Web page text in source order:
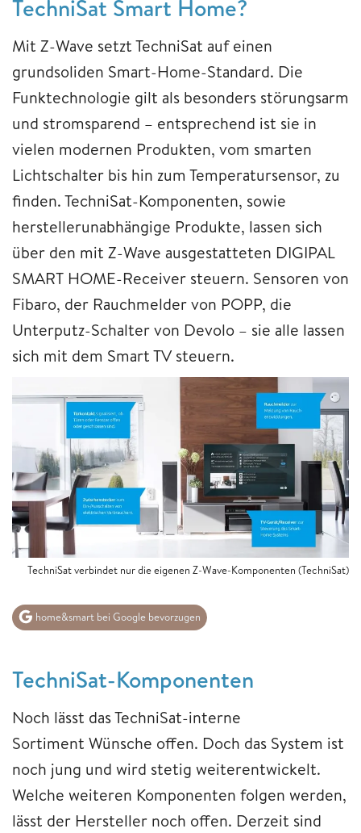
TechniSat Smart Home?
Mit Z-Wave setzt TechniSat auf einen
grundsoliden Smart-Home-Standard. Die
Funktechnologie gilt als besonders störungsarm
und stromsparend – entsprechend ist sie in
vielen modernen Produkten, vom smarten
Lichtschalter bis hin zum Temperatursensor, zu
finden. TechniSat-Komponenten, sowie
herstellerunabhängige Produkte, lassen sich
über den mit Z-Wave ausgestatteten DIGIPAL
SMART HOME-Receiver steuern. Sensoren von
Fibaro, der Rauchmelder von POPP, die
Unterputz-Schalter von Devolo – sie alle lassen
sich mit dem Smart TV steuern.
TechniSat verbindet nur die eigenen Z-Wave-Komponenten (TechniSat)
home&smart bei Google bevorzugen
TechniSat-Komponenten
Noch lässt das TechniSat-interne
Sortiment Wünsche offen. Doch das System ist
noch jung und wird stetig weiterentwickelt.
Welche weiteren Komponenten folgen werden,
lässt der Hersteller noch offen. Derzeit sind